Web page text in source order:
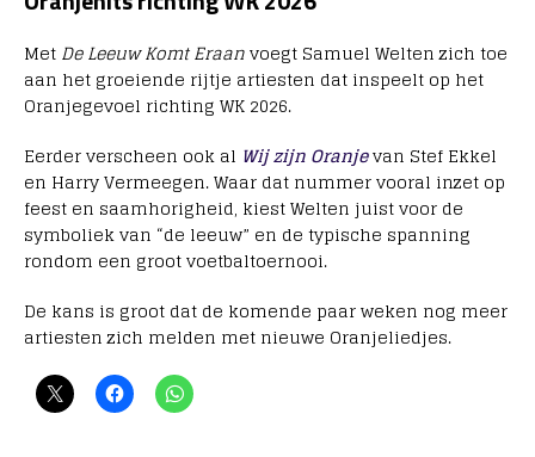
Met De Leeuw Komt Eraanvoegt Samuel Welten zich toe
aan het groeiende rijtje artiesten dat inspeelt op het
Oranjegevoel richting WK 2026.
Eerder verscheen ook al Wij zijn Oranjevan Stef Ekkel
en Harry Vermeegen. Waar dat nummer vooral inzet op
feest en saamhorigheid, kiest Welten juist voor de
symboliek van “de leeuw” en de typische spanning
rondom een groot voetbaltoernooi.
De kans is groot dat de komende paar weken nog meer
artiesten zich melden met nieuwe Oranjeliedjes.